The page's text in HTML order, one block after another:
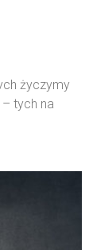
życzymy
tych na